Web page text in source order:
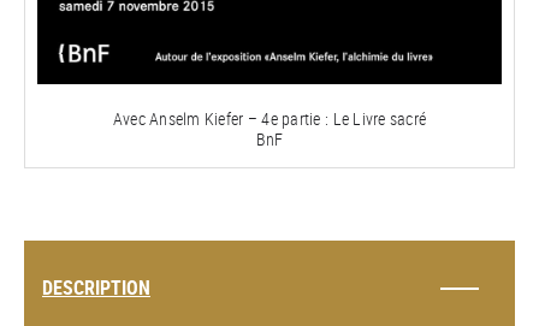
vidéo
Avec Anselm Kiefer – 4e partie : Le Livre sacré
BnF
DESCRIPTION